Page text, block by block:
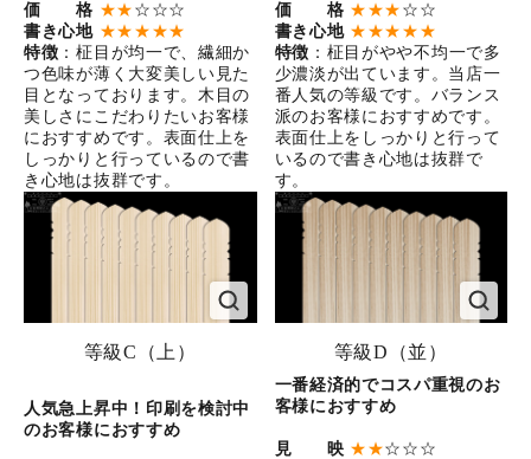
価 格 ★★ ☆☆☆
書き心地 ★★★★★
特徴 ：柾目が均一で、繊細か
つ色味が薄く大変美しい見た
目となっております。木目の
美しさにこだわりたいお客様
におすすめです。表面仕上を
しっかりと行っているので書
き心地は抜群です。
価 格 ★★★ ☆☆
書き心地 ★★★★★
特徴 ：柾目がやや不均一で多
少濃淡が出ています。当店一
番人気の等級です。バランス
派のお客様におすすめです。
表面仕上をしっかりと行って
いるので書き心地は抜群で
す。
等級C（上）
人気急上昇中！印刷を検討中
のお客様におすすめ
等級D（並）
一番経済的でコスパ重視のお
客様におすすめ
見 映 ★★☆☆☆